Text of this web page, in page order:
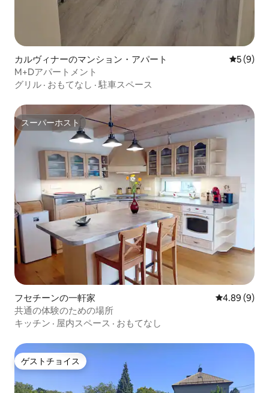
カルヴィナーのマンション・アパート レビュー
5 (9)
M+Dアパートメント
グリル · おもてなし ·駐車スペース
スーパーホスト
スーパーホスト
フセチーンの一軒家 レビュー9件
4.89 (9)
共通の体験のための場所
キッチン · 屋内スペース · おもてなし
ゲストチョイス
ゲストチョイス